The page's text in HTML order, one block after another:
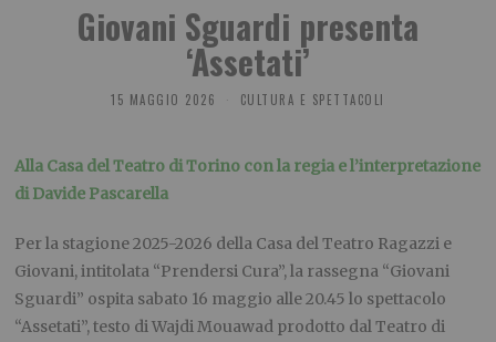
Giovani Sguardi presenta
‘Assetati’
15 MAGGIO 2026 CULTURA E SPETTACOLI
Alla Casa del Teatro di Torino con la regia e l’interpretazione
di Davide Pascarella
Per la stagione 2025-2026 della Casa del Teatro Ragazzi e
Giovani, intitolata “Prendersi Cura”, la rassegna “Giovani
Sguardi” ospita sabato 16 maggio alle 20.45 lo spettacolo
“Assetati”, testo diWajdi Mouawad prodotto dalTeatro di